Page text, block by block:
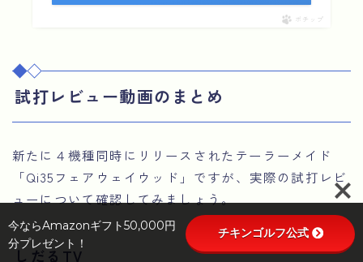
ポチップ
試打レビュー動画のまとめ
新たに４機種同時にリリースされたテーラーメイド
「Qi35フェアウェイウッド」ですが、実際の試打レビ
ューについて確認してみましょう。
しだるTV
今ならAmazonギフト50,000円
分プレゼント！
チキンゴルフ公式